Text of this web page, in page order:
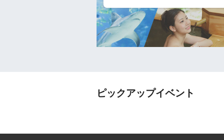
ピックアップイベント